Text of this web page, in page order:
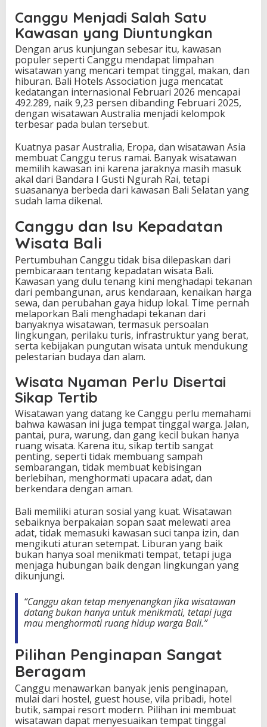
Canggu Menjadi Salah Satu
Kawasan yang Diuntungkan
Dengan arus kunjungan sebesar itu, kawasan
populer seperti Canggu mendapat limpahan
wisatawan yang mencari tempat tinggal, makan, dan
hiburan. Bali Hotels Association juga mencatat
kedatangan internasional Februari 2026 mencapai
492.289, naik 9,23 persen dibanding Februari 2025,
dengan wisatawan Australia menjadi kelompok
terbesar pada bulan tersebut.
Kuatnya pasar Australia, Eropa, dan wisatawan Asia
membuat Canggu terus ramai. Banyak wisatawan
memilih kawasan ini karena jaraknya masih masuk
akal dari Bandara I Gusti Ngurah Rai, tetapi
suasananya berbeda dari kawasan Bali Selatan yang
sudah lama dikenal.
Canggu dan Isu Kepadatan
Wisata Bali
Pertumbuhan Canggu tidak bisa dilepaskan dari
pembicaraan tentang kepadatan wisata Bali.
Kawasan yang dulu tenang kini menghadapi tekanan
dari pembangunan, arus kendaraan, kenaikan harga
sewa, dan perubahan gaya hidup lokal. Time pernah
melaporkan Bali menghadapi tekanan dari
banyaknya wisatawan, termasuk persoalan
lingkungan, perilaku turis, infrastruktur yang berat,
serta kebijakan pungutan wisata untuk mendukung
pelestarian budaya dan alam.
Wisata Nyaman Perlu Disertai
Sikap Tertib
Wisatawan yang datang ke Canggu perlu memahami
bahwa kawasan ini juga tempat tinggal warga. Jalan,
pantai, pura, warung, dan gang kecil bukan hanya
ruang wisata. Karena itu, sikap tertib sangat
penting, seperti tidak membuang sampah
sembarangan, tidak membuat kebisingan
berlebihan, menghormati upacara adat, dan
berkendara dengan aman.
Bali memiliki aturan sosial yang kuat. Wisatawan
sebaiknya berpakaian sopan saat melewati area
adat, tidak memasuki kawasan suci tanpa izin, dan
mengikuti aturan setempat. Liburan yang baik
bukan hanya soal menikmati tempat, tetapi juga
menjaga hubungan baik dengan lingkungan yang
dikunjungi.
“Canggu akan tetap menyenangkan jika wisatawan
datang bukan hanya untuk menikmati, tetapi juga
mau menghormati ruang hidup warga Bali.”
Pilihan Penginapan Sangat
Beragam
Canggu menawarkan banyak jenis penginapan,
mulai dari hostel, guest house, vila pribadi, hotel
butik, sampai resort modern. Pilihan ini membuat
wisatawan dapat menyesuaikan tempat tinggal